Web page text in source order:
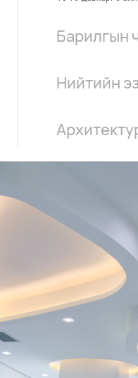
Барилгын
хөвөн дулаалга
менежментийн
фасадтай. Цонх-
даах чадвартай
Цахилгааны утас
самбар /Герман
тасарсан үед
ажиллана.
Нийтийн
хурдны үзүүлэлт
Амбассадор
танигдсан
Кагэяама
хэрэгжүүлж буй
өв соёл, онцлог,
төлөвлөлттэй
юм. Амбассадор
төлөвлөлтийн
болох Чулуун
Авдарыг